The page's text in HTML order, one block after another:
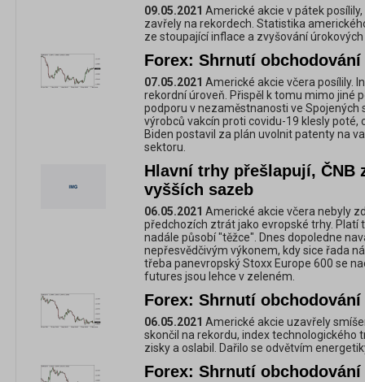
09.05.2021 Americké akcie v pátek
zavřely na rekordech. Statistika
ze stoupající inflace a zvyšování
Forex: Shrnutí obchodování
07.05.2021 Americké akcie včera posílily.
rekordní úroveň. Přispěl k tomu mimo jiné
podporu v nezaměstnanosti ve Spojených
výrobců vakcín proti covidu-19 klesly
Biden postavil za plán uvolnit patenty na
sektoru.
Hlavní trhy přešlapují, ČNB
vyšších sazeb
06.05.2021 Americké akcie včera nebyly
předchozích ztrát jako evropské trhy. Platí
nadále působí "těžce". Dnes dopoledne
nepřesvědčivým výkonem, kdy sice řada
třeba panevropský Stoxx Europe 600 se
futures jsou lehce v zeleném.
Forex: Shrnutí obchodování
06.05.2021 Americké akcie uzavřely
skončil na rekordu, index technologického
zisky a oslabil. Dařilo se odvětvím
Forex: Shrnutí obchodování